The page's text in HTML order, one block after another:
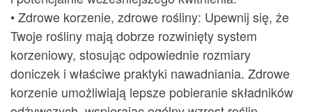
• Zdrowe korzenie, zdrowe rośliny: Upewnij się, że
Twoje rośliny mają dobrze rozwinięty system
korzeniowy, stosując odpowiednie rozmiary
doniczek i właściwe praktyki nawadniania. Zdrowe
korzenie umożliwiają lepsze pobieranie składników